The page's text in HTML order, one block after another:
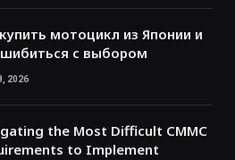
мотоцикл из Японии и
с выбором
2026
the Most Difficult CMMC
to Implement